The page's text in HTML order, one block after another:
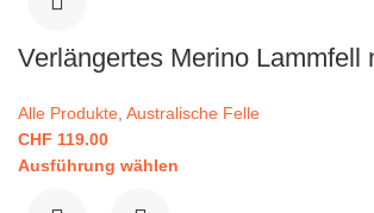
Verlängertes Merino Lammfell
Alle Produkte Australische Felle
CHF 119.00
Ausführung wählen